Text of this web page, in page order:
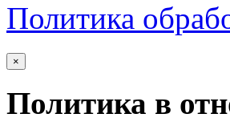
Политика
×
Политика в